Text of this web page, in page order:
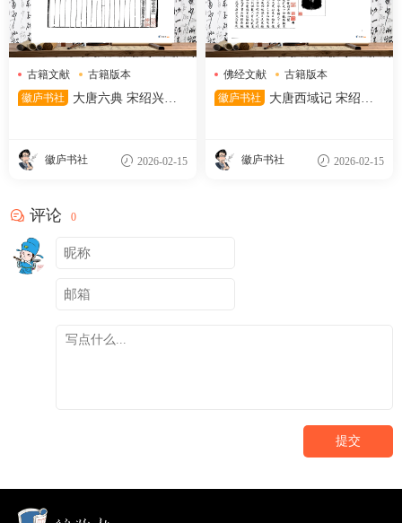
古籍文献
古籍版本
宋刻本
徽庐书社
大唐六典 宋绍兴四
徽庐书社 2026-02-15
佛经文献
古籍版本
大唐西域记
徽庐书社
大唐西域记 宋绍兴
徽庐书社 2026-02-15
评论 0
提交